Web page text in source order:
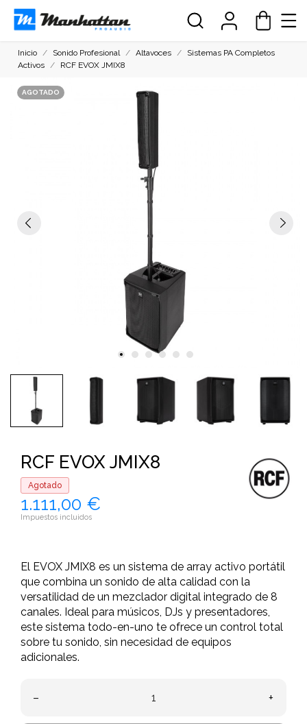
Inicio Sonido Profesional Altavoces
Sistemas PA Completos
Activos
RCF EVOX JMIX8
AGOTADO
RCF EVOX JMIX8
Agotado
1.111,00 €
Impuestos incluidos
El EVOX JMIX8 es un sistema de array activo portátil
que combina un sonido de alta calidad con la
versatilidad de un mezclador digital integrado de 8
canales. Ideal para músicos, DJs y presentadores,
este sistema todo-en-uno te ofrece un control total
sobre tu sonido, sin necesidad de equipos
adicionales.
– +